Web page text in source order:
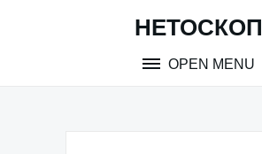
НЕТОСКОП
OPEN MENU